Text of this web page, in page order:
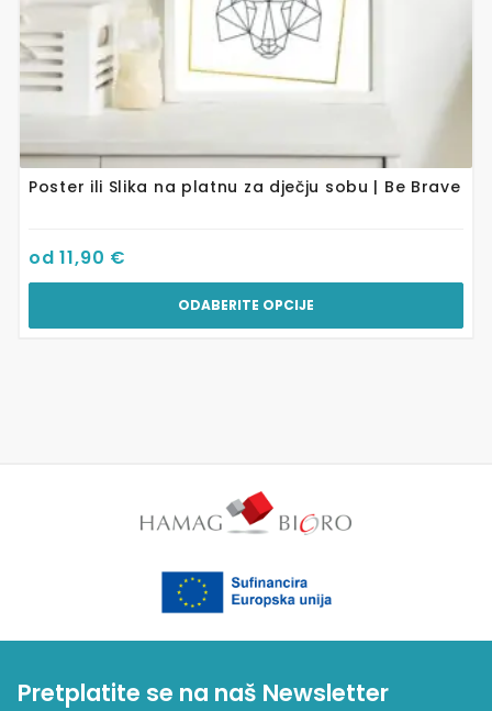
Poster ili Slika na platnu za dječju sobu | Be Brave
od11,90 €
ODABERITE OPCIJE
Pretplatite se na naš Newsletter